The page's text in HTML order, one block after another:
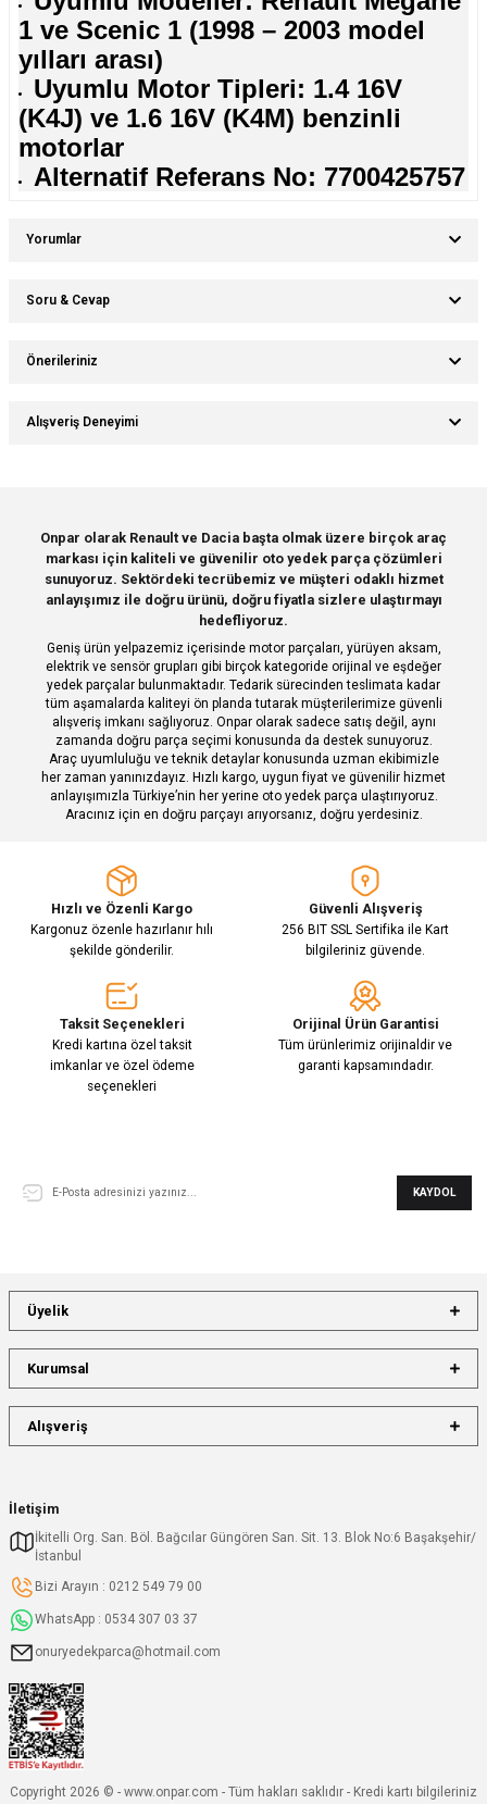
1 ve Scenic 1 (1998 – 2003 model
yılları arası)
Uyumlu Motor Tipleri: 1.4 16V
(K4J) ve 1.6 16V (K4M) benzinli
motorlar
Alternatif Referans No: 7700425757
Yorumlar
Soru & Cevap
Önerileriniz
Bu ürünün fiyat bilgisi, resim, ürün açıklamalarında ve diğer konularda
yetersiz gördüğünüz noktaları öneri formunu kullanarak tarafımıza
Ürün resmi kalitesiz, bozuk veya görüntülenemiyor.
Ürün açıklamasında eksik bilgiler bulunuyor.
Ürün bilgilerinde hatalar bulunuyor.
Ürün fiyatı diğer sitelerden daha pahalı.
Bu ürüne benzer farklı alternatifler olmalı.
Gönder
Alışveriş Deneyimi
Deneyimini Paylaş
Onpar olarak Renault ve Dacia başta olmak üzere birçok araç
markası için kaliteli ve güvenilir oto yedek parça çözümleri
sunuyoruz. Sektördeki tecrübemiz ve müşteri odaklı hizmet
anlayışımız ile doğru ürünü, doğru fiyatla sizlere ulaştırmayı
hedefliyoruz.
Geniş ürün yelpazemiz içerisinde motor parçaları, yürüyen aksam,
elektrik ve sensör grupları gibi birçok kategoride orijinal ve eşdeğer
yedek parçalar bulunmaktadır. Tedarik sürecinden teslimata kadar
tüm aşamalarda kaliteyi ön planda tutarak müşterilerimize güvenli
alışveriş imkanı sağlıyoruz. Onpar olarak sadece satış değil, aynı
zamanda doğru parça seçimi konusunda da destek sunuyoruz.
Araç uyumluluğu ve teknik detaylar konusunda uzman ekibimizle
her zaman yanınızdayız. Hızlı kargo, uygun fiyat ve güvenilir hizmet
anlayışımızla Türkiye’nin her yerine oto yedek parça ulaştırıyoruz.
Aracınız için en doğru parçayı arıyorsanız, doğru yerdesiniz.
Hızlı ve Özenli Kargo
Kargonuz özenle hazırlanır hılı
şekilde gönderilir.
Güvenli Alışveriş
256 BIT SSL Sertifika ile Kart
bilgileriniz güvende.
Taksit Seçenekleri
Kredi kartına özel taksit
imkanlar ve özel ödeme
seçenekleri
Orijinal Ürün Garantisi
Tüm ürünlerimiz orijinaldir ve
garanti kapsamındadır.
KAYDOL
İletişim
İkitelli Org. San. Böl. Bağcılar Güngören San. Sit. 13. Blok No:6 Başakşehir/
İstanbul
Bizi Arayın : 0212 549 79 00
WhatsApp : 0534 307 03 37
onuryedekparca@hotmail.com
Üyelik
Kurumsal
Alışveriş
Copyright 2026 © - www.onpar.com - Tüm hakları saklıdır - Kredi kartı bilgileriniz